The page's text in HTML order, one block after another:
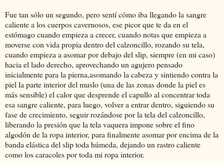
Fue tan sólo un segundo, pero sentí cómo iba llegando la sangre
caliente a los cuerpos cavernosos, ese picor que te da en el
estómago cuando empieza a crecer, cuando notas que empieza a
moverse con vida propia dentro del calzoncillo, rozando su tela,
cuando empieza a asomar por debajo del slip, siempre (en mi caso)
hacia el lado derecho, aprovechando un agujero pensado
inicialmente para la pierna,asomando la cabeza y sintiendo contra la
piel la parte interior del muslo (una de las zonas donde la piel es
más sensible) el calor que desprende el capullo al concentrar toda
esa sangre caliente, para luego, volver a entrar dentro, siguiendo su
fase de crecimiento, seguir rozándose por la tela del calzoncillo,
liberando la presión que la tela vaquera impone sobre el fino
algodón de la ropa interior, para finalmente asomar por encima de la
banda elástica del slip toda húmeda, dejando un rastro caliente
como los caracoles por toda mi ropa interior.